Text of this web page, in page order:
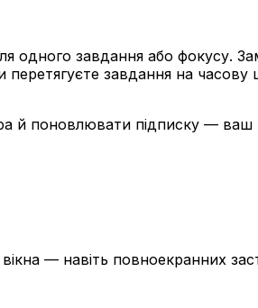
одного завдання або фокусу.
завдання на
й поновлювати підписку —
— навіть повноекранних